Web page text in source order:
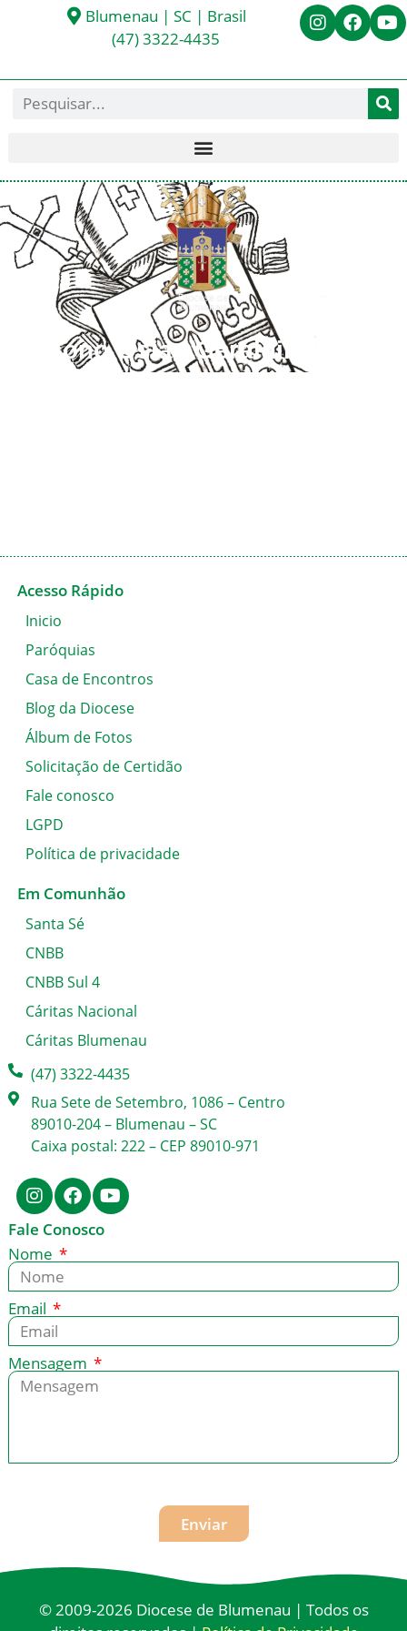
Blumenau | SC | Brasil
(47) 3322-4435
Diácono Osias Geraldino
Acesso Rápido
Inicio
Paróquias
Casa de Encontros
Blog da Diocese
Álbum de Fotos
Solicitação de Certidão
Fale conosco
LGPD
Política de privacidade
Em Comunhão
Santa Sé
CNBB
CNBB Sul 4
Cáritas Nacional
Cáritas Blumenau
(47) 3322-4435
Rua Sete de Setembro, 1086 – Centro
89010-204 – Blumenau – SC
Caixa postal: 222 – CEP 89010-971
Fale Conosco
Nome
Email
Mensagem
Enviar
© 2009-2026 Diocese de Blumenau | Todos os